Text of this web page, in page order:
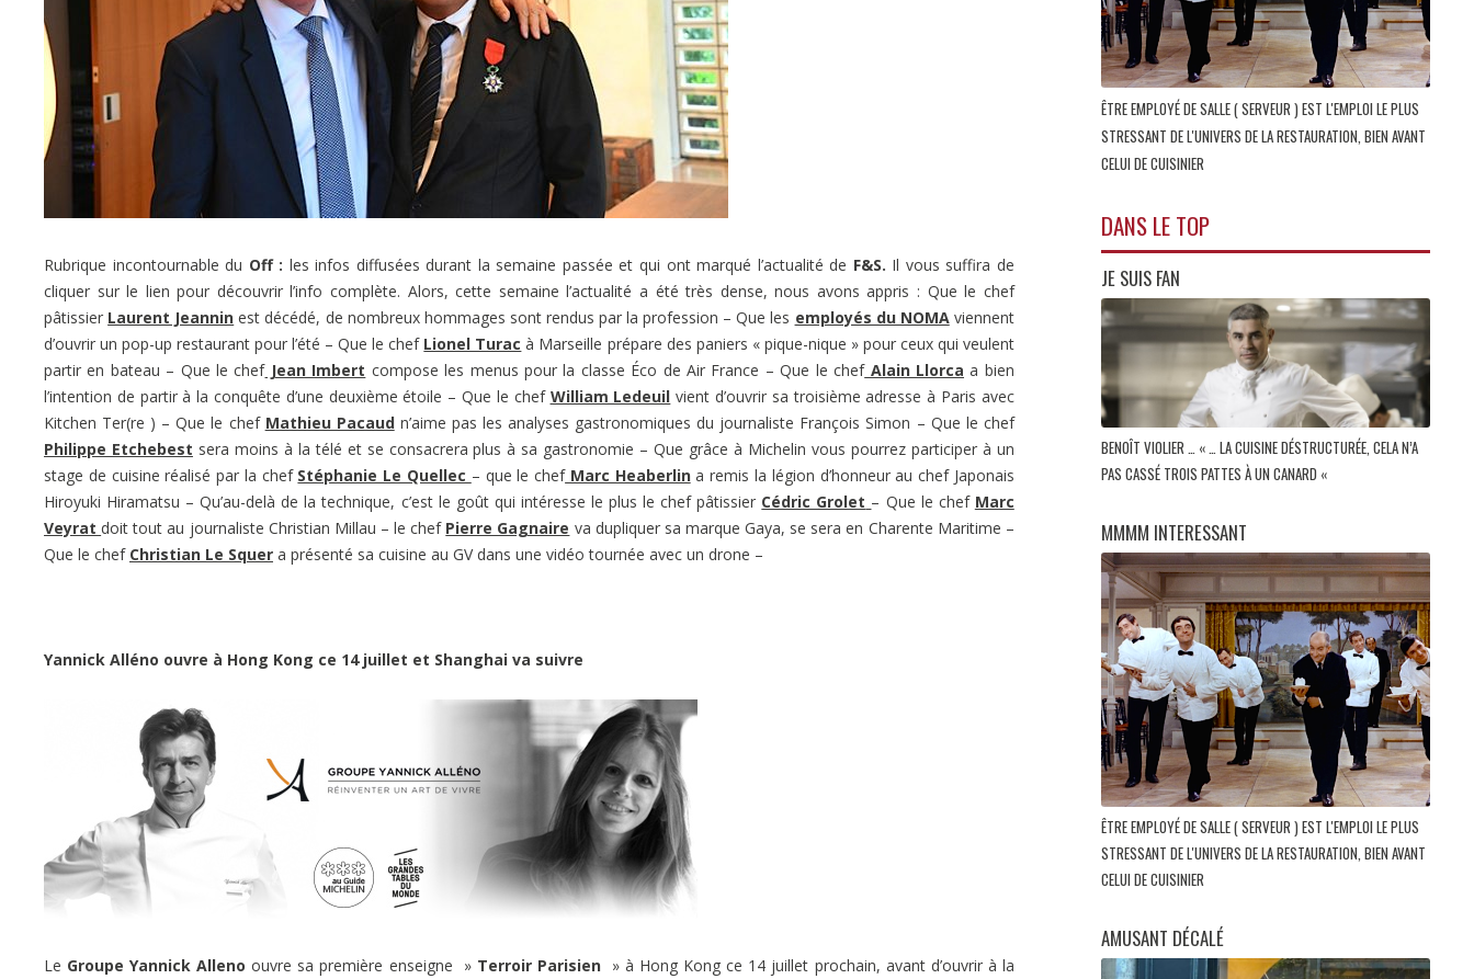
Rubrique incontournable du Off : les infos diffusées durant la semaine passée et qui ont marqué l’actualité de F&S. Il vous suffira de
cliquer sur le lien pour découvrir l’info complète. Alors, cette semaine l’actualité a été très dense, nous avons appris : Que le chef
pâtissier Laurent Jeannin est décédé, de nombreux hommages sont rendus par la profession – Que les employés du NOMAviennent
d’ouvrir un pop-up restaurant pour l’été – Que le chef Lionel Turac à Marseille prépare des paniers « pique-nique » pour ceux qui veulent
partir en bateau – Que le chefJean Imbert compose les menus pour la classe Éco de Air France – Que le chefAlain Llorca a bien
l’intention de partir à la conquête d’une deuxième étoile – Que le chef William Ledeuil vient d’ouvrir sa troisième adresse à Paris avec
Kitchen Ter(re ) – Que le chef Mathieu Pacaudn’aime pas les analyses gastronomiques du journaliste François Simon – Que le chef
Philippe Etchebest sera moins à la télé et se consacrera plus à sa gastronomie – Que grâce à Michelin vous pourrez participer à un
stage de cuisine réalisé par la chef Stéphanie Le Quellec – que le chefMarc Heaberlina remis la légion d’honneur au chef Japonais
Hiroyuki Hiramatsu – Qu’au-delà de la technique, c’est le goût qui intéresse le plus le chef pâtissier Cédric Grolet – Que le chef Marc
Veyrat doit tout au journaliste Christian Millau – le chef Pierre Gagnaire va dupliquer sa marque Gaya, se sera en Charente Maritime –
Que le chef Christian Le Squer a présenté sa cuisine au GV dans une vidéo tournée avec un drone –
Yannick Alléno ouvre à Hong Kong ce 14 juillet et Shanghai va suivre
Le Groupe Yannick Alleno ouvre sa première enseigne » Terroir Parisien» à Hong Kong ce 14 juillet prochain, avant d’ouvrir à la
ÊTRE EMPLOYÉ DE SALLE ( SERVEUR ) EST L'EMPLOI LE PLUS
STRESSANT DE L'UNIVERS DE LA RESTAURATION, BIEN AVANT
CELUI DE CUISINIER
DANS LE TOP
JE SUIS FAN
BENOÎT VIOLIER … « … LA CUISINE DÉSTRUCTURÉE, CELA N’A
PAS CASSÉ TROIS PATTES À UN CANARD «
MMMM INTERESSANT
ÊTRE EMPLOYÉ DE SALLE ( SERVEUR ) EST L'EMPLOI LE PLUS
STRESSANT DE L'UNIVERS DE LA RESTAURATION, BIEN AVANT
CELUI DE CUISINIER
AMUSANT DÉCALÉ